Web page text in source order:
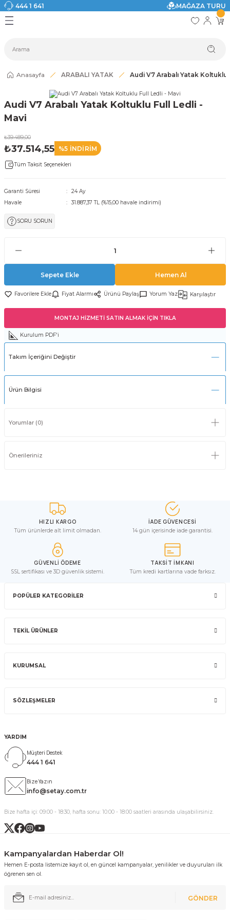
444 1 641
MAĞAZA TURU
Geri Dön
Geri Dön
Geri Dön
Geri Dön
Geri Dön
Geri Dön
Anasayfa ARABALI YATAK Audi V7 Arabalı Yatak Koltuklu
Audi V7 Arabalı Yatak Koltuklu Full Ledli -
Mavi
₺39.489,00
₺37.514,55 %5 İNDİRİM
Tüm Taksit Seçenekleri
Garanti Süresi
24 Ay
Havale
31.887,37 TL (%15,00 havale indirimi)
SORU SORUN
Sepete Ekle Hemen Al
Fiyat Alarmı Ürünü Paylaş Yorum Yaz Karşılaştır
MONTAJ HİZMETİ SATIN ALMAK İÇİN TIKLA
Kurulum PDF'i
Takım İçeriğini Değiştir
Ürün Bilgisi
Yorumlar (0)
Önerileriniz
HIZLI KARGO
Tüm ürünlerde alt limit olmadan.
İADE GÜVENCESİ
14 gün içerisinde iade garantisi.
GÜVENLİ ÖDEME
SSL sertifikası ve 3D güvenlik sistemi.
TAKSİT İMKANI
Tüm kredi kartlarına vade farksız.
POPÜLER KATEGORİLER
TEKİL ÜRÜNLER
KURUMSAL
SÖZLEŞMELER
YARDIM
Müşteri Destek
444 1 641
Bize Yazın
info@setay.com.tr
Bize hafta içi: 09:00 - 18:30, hafta sonu: 10:00 - 18:00 saatleri arasında ulaşabilirsiniz.
Kampanyalardan Haberdar Ol!
Hemen E-posta listemize kayıt ol, en güncel kampanyalar, yenilikler ve duyuruları ilk
öğrenen sen ol.
GÖNDER